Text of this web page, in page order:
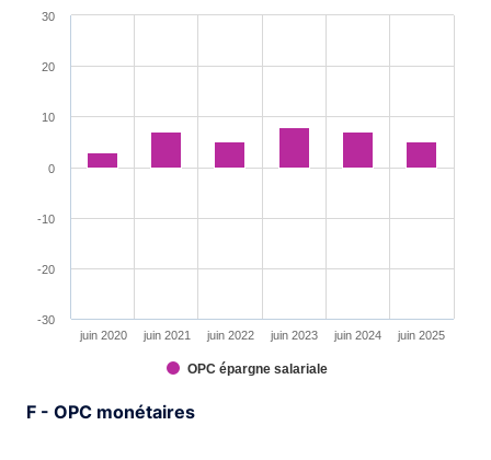
Bar chart with 6 bars.
The chart has 1 X axis displaying XAxis.
OPC épargne salariale
juin 2020 juin 2021 juin 2022 juin 2023 juin 2024 juin 2025
-30
-20
-10
0
10
20
30
End of interactive chart.
F - OPC monétaires